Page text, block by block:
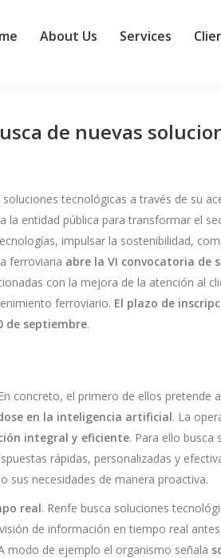
About Us Services
de nuevas
tecnológicas a través de su
la entidad pública para transformar el
impulsar la sostenibilidad,
ferroviaria abre la VI convocatoria de
con la mejora de la atención al
ferroviario. El plazo de
de septiembre.
concreto, el primero de ellos pretende
en la inteligencia artificial. La
integral y eficiente. Para ello busca
rápidas, personalizadas y
sus necesidades de manera proactiva.
real. Renfe busca soluciones
de información en tiempo real
modo de ejemplo el organismo señala